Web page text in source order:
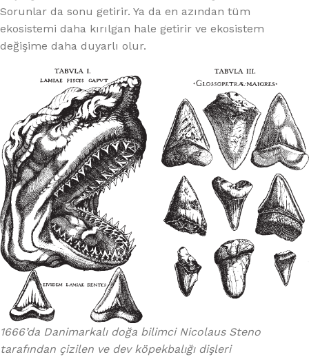
Sorunlar da sonu getirir. Ya da en azından tüm
ekosistemi daha kırılgan hale getirir ve ekosistem
değişime daha duyarlı olur.
1666’da Danimarkalı doğa bilimci Nicolaus Steno
tarafından çizilen ve dev köpekbalığı dişleri